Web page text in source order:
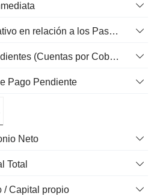
Flujo de Caja Operativo en relación a los Pasivos Corrientes
Días de Ventas Pendientes (Cuentas por Cobrar Promedio)
Pago Pendiente
Neto
Total
/ Capital propio